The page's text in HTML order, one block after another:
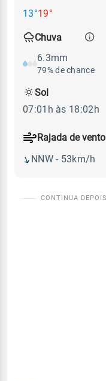
13°19°
Chuva
6.3mm
79% de chance
Rajada de vento
NNW - 53km/h
Sol
07:01h às 18:02h